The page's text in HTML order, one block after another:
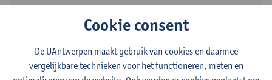
Cookie consent
De UAntwerpen maakt gebruik van cookies en daarmee
vergelijkbare technieken voor het functioneren, meten en